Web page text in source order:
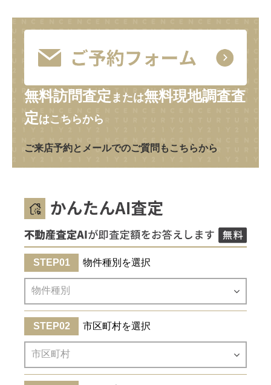
無料訪問査定 または無料現地調査査
定はこちらから
ご来店予約とメールでのご質問もこちらから
物件種別を選択
市区町村を選択